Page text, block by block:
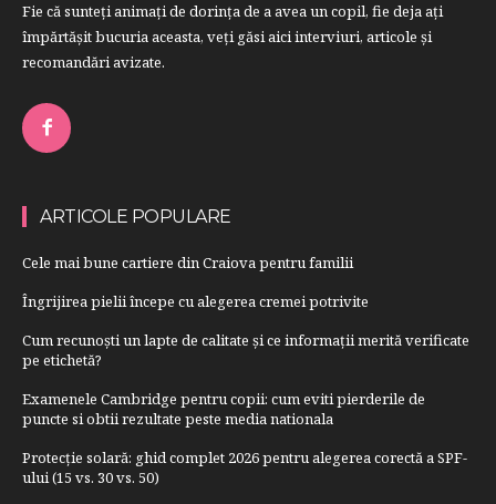
Fie că sunteţi animaţi de dorinţa de a avea un copil, fie deja aţi
împărtăşit bucuria aceasta, veți găsi aici interviuri, articole şi
recomandări avizate.
ARTICOLE POPULARE
Cele mai bune cartiere din Craiova pentru familii
Îngrijirea pielii începe cu alegerea cremei potrivite
Cum recunoști un lapte de calitate și ce informații merită verificate
pe etichetă?
Examenele Cambridge pentru copii: cum eviti pierderile de
puncte si obtii rezultate peste media nationala
Protecție solară: ghid complet 2026 pentru alegerea corectă a SPF-
ului (15 vs. 30 vs. 50)